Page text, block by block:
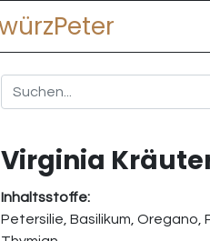
Virginia
Inhaltsstoffe:
Petersilie, Basilikum, Oregano,